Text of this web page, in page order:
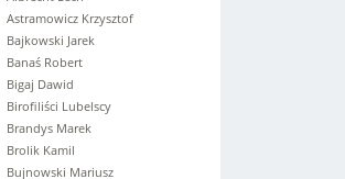
Astramowicz Krzysztof
Bajkowski Jarek
Banaś Robert
Bigaj Dawid
Birofiliści Lubelscy
Brandys Marek
Brolik Kamil
Bujnowski Mariusz